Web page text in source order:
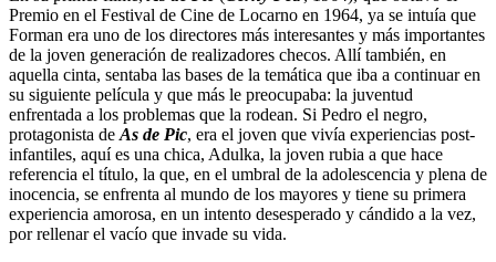
Premio en el Festival de Cine de Locarno en 1964, ya se intuía que
Forman era uno de los directores más interesantes y más importantes
de la joven generación de realizadores checos. Allí también, en
aquella cinta, sentaba las bases de la temática que iba a continuar en
su siguiente película y que más le preocupaba: la juventud
enfrentada a los problemas que la rodean. Si Pedro el negro,
protagonista de As de Pic, era el joven que vivía experiencias post-
infantiles, aquí es una chica, Adulka, la joven rubia a que hace
referencia el título, la que, en el umbral de la adolescencia y plena de
inocencia, se enfrenta al mundo de los mayores y tiene su primera
experiencia amorosa, en un intento desesperado y cándido a la vez,
por rellenar el vacío que invade su vida.